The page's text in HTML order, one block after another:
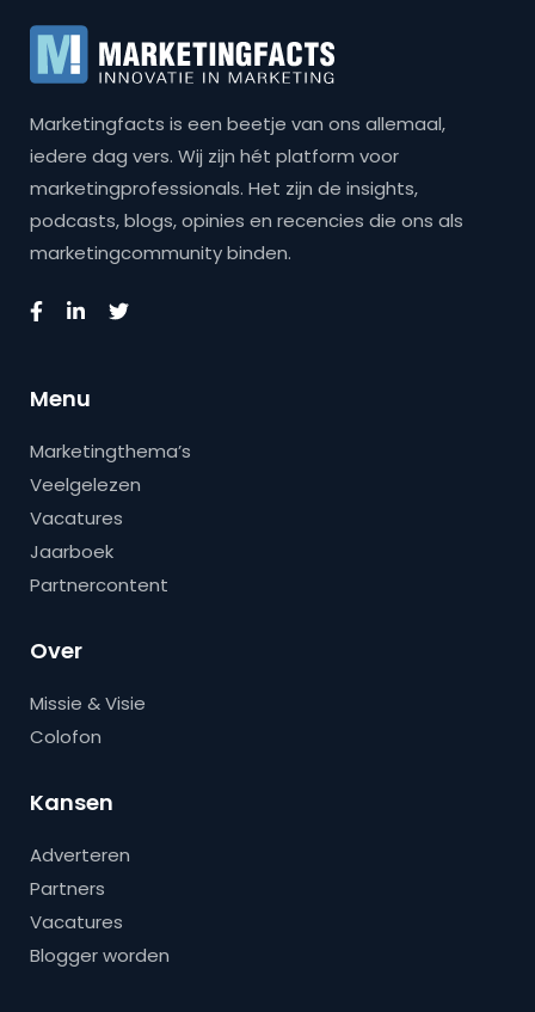
Marketingfacts is een beetje van ons allemaal,
iedere dag vers. Wij zijn hét platform voor
marketingprofessionals. Het zijn de insights,
podcasts, blogs, opinies en recencies die ons als
marketingcommunity binden.
Menu
Marketingthema’s
Veelgelezen
Vacatures
Jaarboek
Partnercontent
Over
Missie & Visie
Colofon
Kansen
Adverteren
Partners
Vacatures
Blogger worden